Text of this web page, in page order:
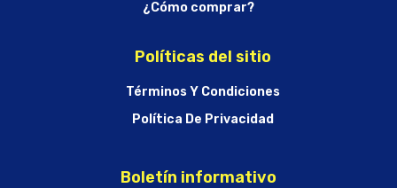
¿Cómo comprar?
Políticas del sitio
Términos Y Condiciones
Política De Privacidad
Boletín informativo